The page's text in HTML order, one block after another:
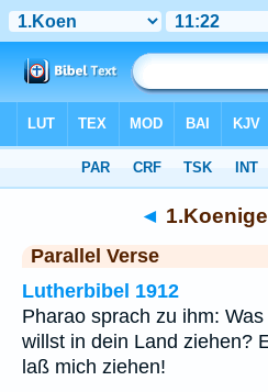
◄
Parallel Verse
Lutherbibel 1912
Pharao sprach zu ihm:
willst in dein Land ziehen?
laß mich ziehen!